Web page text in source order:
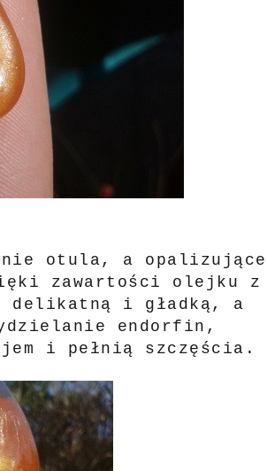
otula, a opalizujące
zawartości olejku z
delikatną i gładką, a
endorfin,
i pełnią szczęścia.